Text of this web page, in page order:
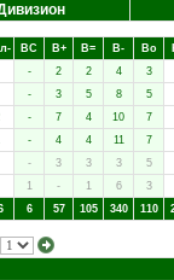
ВC В+ В= В- Вo
- 2 2 4
3
- 3 5 8
5
- 7 4 10
7
- 4 4 11
7
- 3 3 3
5
1 - 1 6
3
6 57 105 340 110